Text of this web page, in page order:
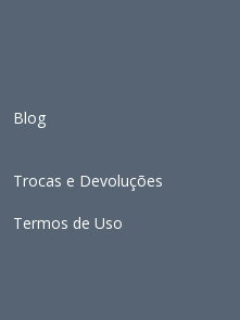
Blog
Trocas e Devoluções
Termos de Uso